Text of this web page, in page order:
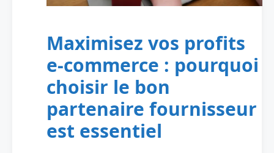
Maximisez vos profits
e-commerce : pourquoi
choisir le bon
partenaire fournisseur
est essentiel